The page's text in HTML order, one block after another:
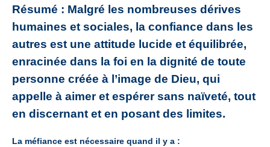
Résumé : Malgré les nombreuses dérives
humaines et sociales, la confiance dans les
autres est une attitude lucide et équilibrée,
enracinée dans la foi en la dignité de toute
personne créée à l’image de Dieu, qui
appelle à aimer et espérer sans naïveté, tout
en discernant et en posant des limites.
La méfiance est nécessaire quand il y a :